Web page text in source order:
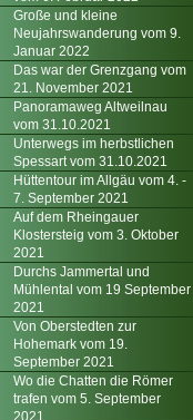
Große und kleine
Neujahrswanderung vom 9.
Januar 2022
Das war der Grenzgang vom
21. November 2021
Panoramaweg Altweilnau
vom 31.10.2021
Unterwegs im herbstlichen
Spessart vom 31.10.2021
Hüttentour im Allgäu vom 4. -
7. September 2021
Auf dem Rheingauer
Klostersteig vom 3. Oktober
2021
Durchs Jammertal und
Mühlental vom 19 September
2021
Von Oberstedten zur
Hohemark vom 19.
September 2021
Wo die Chatten die Römer
trafen vom 5. September
2021